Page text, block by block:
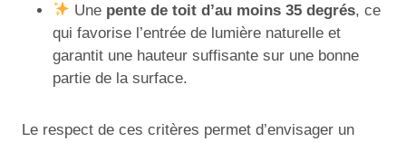
Une pente de toit d’au moins 35 degrés, ce
qui favorise l’entrée de lumière naturelle et
garantit une hauteur suffisante sur une bonne
partie de la surface.
Le respect de ces critères permet d’envisager un